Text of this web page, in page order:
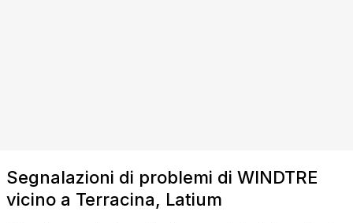
Segnalazioni di problemi di WINDTRE
vicino a Terracina, Latium